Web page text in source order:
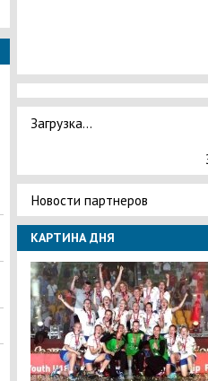
Загрузка...
Новости партнеров
КАРТИНА ДНЯ